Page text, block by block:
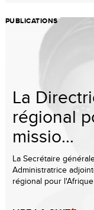
PUBLICATIONS
La
régional
missio...
La Secrétaire
Administratrice
régional pour